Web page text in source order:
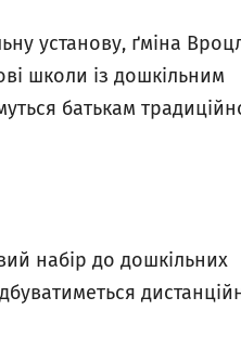
установу, ґміна
школи із дошкільним
батькам
набір до дошкільних